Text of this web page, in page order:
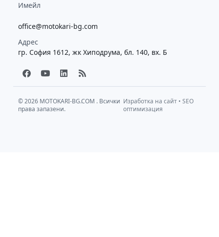
Имейл
office@motokari-bg.com
Адрес
гр. София 1612, жк Хиподрума, бл. 140, вх. Б
F
a
c
b
o
Y
o
u
u
b
L
i
n
e
d
R
s
s
© 2026 MOTOKARI-BG.COM . Всички
права запазени.
Изработка на сайт •SEO
оптимизация